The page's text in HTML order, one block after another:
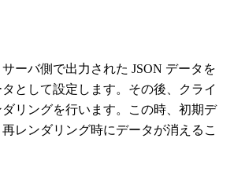
ーバ側で出力された JSON データを
として設定します。その後、クライ
リングを行います。この時、初期デ
レンダリング時にデータが消えるこ